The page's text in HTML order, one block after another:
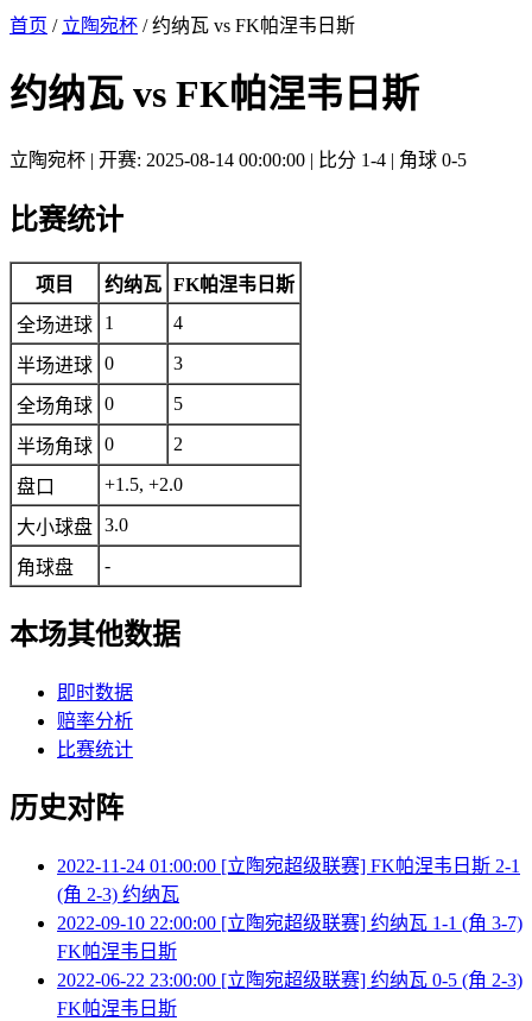
首页 / 立陶宛杯 / 约纳瓦 vs FK帕涅韦日斯
约纳瓦 vs FK帕涅韦日斯
立陶宛杯 | 开赛: 2025-08-14 00:00:00 | 比分 1-4 | 角球 0-5
比赛统计
项目 约纳瓦 FK帕涅韦日斯
全场进球
1 4
半场进球 0 3
全场角球 0 5
半场角球 0 2
盘口 +1.5, +2.0
大小球盘 3.0
角球盘 -
本场其他数据
即时数据
赔率分析
比赛统计
历史对阵
2022-11-24 01:00:00 [立陶宛超级联赛] FK帕涅韦日斯 2-1
(角 2-3) 约纳瓦
2022-09-10 22:00:00 [立陶宛超级联赛] 约纳瓦 1-1 (角 3-7)
FK帕涅韦日斯
2022-06-22 23:00:00 [立陶宛超级联赛] 约纳瓦 0-5 (角 2-3)
FK帕涅韦日斯